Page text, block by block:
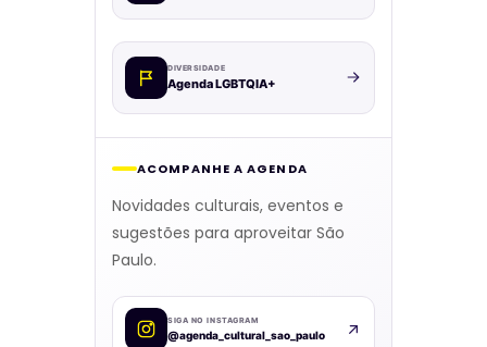
DIVERSIDADE
Agenda LGBTQIA+
ACOMPANHE A AGENDA
Novidades culturais, eventos e
sugestões para aproveitar São
Paulo.
SIGA NO INSTAGRAM
@agenda_cultural_sao_paulo